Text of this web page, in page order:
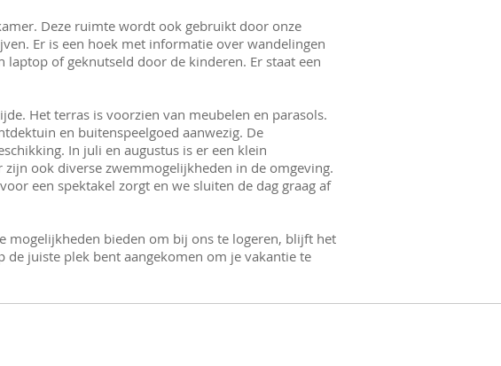
Deze ruimte wordt ook gebruikt door onze
Er is een hoek met informatie over wandelingen
of geknutseld door de kinderen. Er staat een
Het terras is voorzien van meubelen en parasols.
en buitenspeelgoed aanwezig. De
In juli en augustus is er een klein
ook diverse zwemmogelijkheden in de omgeving.
een spektakel zorgt en we sluiten de dag graag af
mogelijkheden bieden om bij ons te logeren, blijft het
juiste plek bent aangekomen om je vakantie te